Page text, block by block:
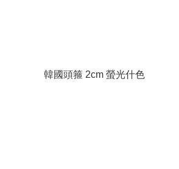
韓國頭箍 2cm 螢光什色